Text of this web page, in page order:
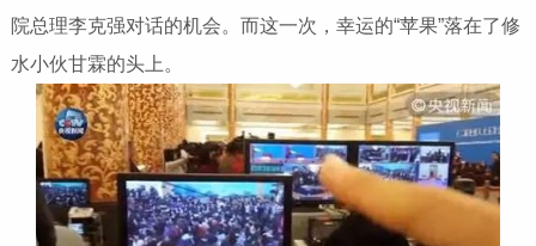
院总理李克强对话的机会。而这一次，幸运的“苹果”落在了修
水小伙甘霖的头上。